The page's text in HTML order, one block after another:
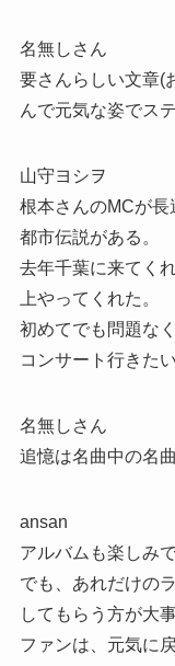
名無しさん
要さんらしい文章(
んで元気な姿でス
山守ヨシヲ
根本さんのMCが長
都市伝説がある。
去年千葉に来てく
上やってくれた。
初めてでも問題な
コンサート行きた
名無しさん
追憶は名曲中の名
ansan
アルバムも楽しみ
でも、あれだけの
してもらう方が大
ファンは、元気に